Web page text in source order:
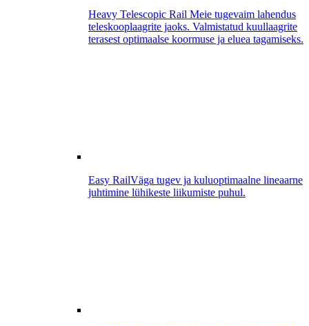
Heavy Telescopic Rail Meie tugevaim lahendus
teleskooplaagrite jaoks. Valmistatud kuullaagrite
terasest optimaalse koormuse ja eluea tagamiseks.
Easy RailVäga tugev ja kuluoptimaalne lineaarne
juhtimine lühikeste liikumiste puhul.